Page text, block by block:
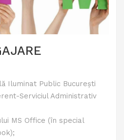
Iluminat Public București
Serviciul Administrativ
MS Office (în special